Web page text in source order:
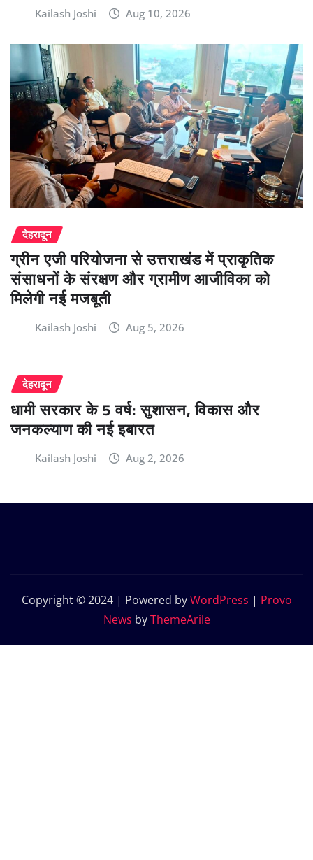
Kailash Joshi Aug 10, 2026
देहरादून
ग्रीन एजी परियोजना से उत्तराखंड में प्राकृतिक
संसाधनों के संरक्षण और ग्रामीण आजीविका को
मिलेगी नई मजबूती
Kailash Joshi Aug 5, 2026
देहरादून
धामी सरकार के 5 वर्ष: सुशासन, विकास और
जनकल्याण की नई इबारत
Kailash Joshi Aug 2, 2026
Copyright © 2024 | Powered byWordPress | Provo
News byThemeArile